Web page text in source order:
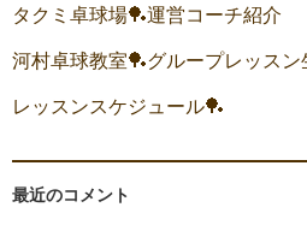
タクミ卓球場🏓運営コーチ紹介
河村卓球教室🏓グループレッスン
レッスンスケジュール🏓
最近のコメント